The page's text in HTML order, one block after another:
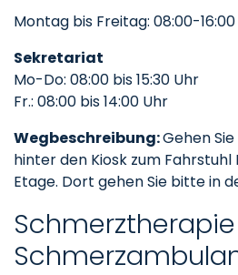
Montag bis Freitag: 08:00-
Sekretariat
Mo-Do: 08:00 bis 15:30 Uhr
Fr.: 08:00 bis 14:00 Uhr
Wegbeschreibung:Gehen
hinter den Kiosk zum Fahrstuhl
Etage. Dort gehen Sie bitte in